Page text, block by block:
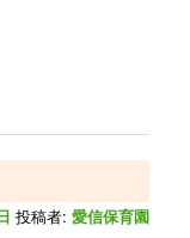
投稿者: 愛信保育園